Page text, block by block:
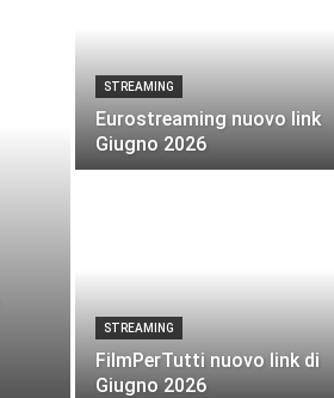
STREAMING
Eurostreaming nuovo link
Giugno 2026
STREAMING
FilmPerTutti nuovo link di
Giugno 2026